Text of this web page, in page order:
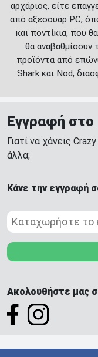
αρχάριος, είτε
από αξεσουάρ PC,
και ποντίκια, που
θα αναβαθμίσουν
προϊόντα από
Shark και Nod,
Εγγραφή στο
Γιατί να χάνεις
άλλα;
Κάνε την εγγραφή
Ακολουθήστε μας